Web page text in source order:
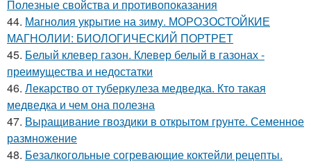
Полезные свойства и противопоказания
44. Магнолия укрытие на зиму. МОРОЗОСТОЙКИЕ
МАГНОЛИИ: БИОЛОГИЧЕСКИЙ ПОРТРЕТ
45. Белый клевер газон. Клевер белый в газонах -
преимущества и недостатки
46. Лекарство от туберкулеза медведка. Кто такая
медведка и чем она полезна
47. Выращивание гвоздики в открытом грунте. Семенное
размножение
48. Безалкогольные согревающие коктейли рецепты.